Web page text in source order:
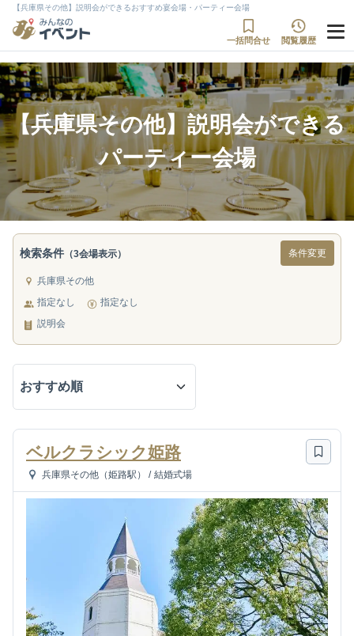
【兵庫県その他】説明会ができるおすすめ宴会場・パーティー会場
一括問合せ 閲覧履歴
【兵庫県その他】説明会ができる
パーティー会場
検索条件 （3会場表示） 条件変更
兵庫県その他
指定なし
指定なし
説明会
ベルクラシック姫路
兵庫県その他（姫路駅） / 結婚式場